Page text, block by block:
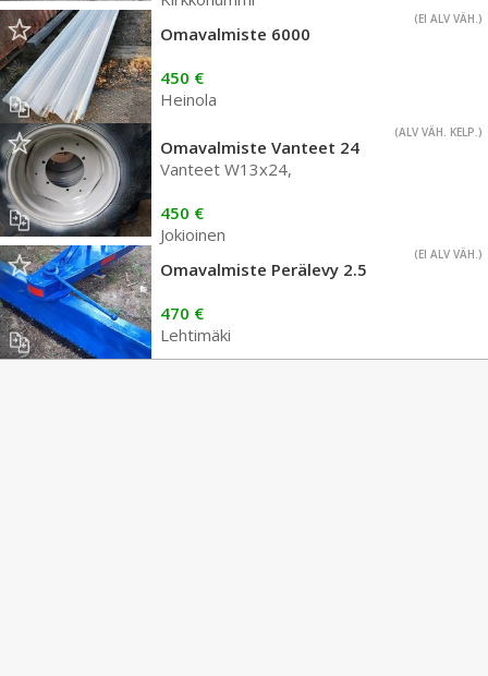
(EI ALV VÄH.)
Omavalmiste 6000
450 €
Heinola
(ALV VÄH. KELP.)
Omavalmiste Vanteet 24
Vanteet W13x24,
450 €
Jokioinen
(EI ALV VÄH.)
Omavalmiste Perälevy 2.5
470 €
Lehtimäki